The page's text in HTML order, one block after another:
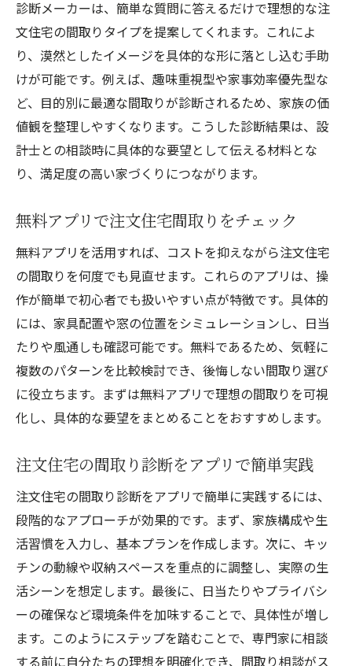
診断メーカーは、簡単な質問に答えるだけで理想的な注
文住宅の間取りタイプを提案してくれます。これによ
り、漠然としたイメージを具体的な形に落とし込む手助
けが可能です。例えば、趣味重視型や家事効率優先型な
ど、目的別に最適な間取りが診断されるため、家族の価
値観を整理しやすくなります。こうした診断結果は、設
計士との相談時に具体的な要望として伝える材料とな
り、満足度の高い家づくりにつながります。
無料アプリで注文住宅間取りをチェック
無料アプリを活用すれば、コストを抑えながら注文住宅
の間取りを何度でも見直せます。これらのアプリは、操
作が簡単で初心者でも扱いやすい点が特徴です。具体的
には、家具配置や窓の位置をシミュレーションし、日当
たりや風通しも確認可能です。無料であるため、気軽に
複数のパターンを比較検討でき、後悔しない間取り選び
に役立ちます。まずは無料アプリで理想の間取りを可視
化し、具体的な要望をまとめることをおすすめします。
注文住宅の間取り診断をアプリで簡単実践
注文住宅の間取り診断をアプリで簡単に実践するには、
段階的なアプローチが効果的です。まず、家族構成や生
活習慣を入力し、基本プランを作成します。次に、キッ
チンの動線や収納スペースを重点的に調整し、実際の生
活シーンを想定します。最後に、日当たりやプライバシ
ーの確保など環境条件を加味することで、具体性が増し
ます。このようにステップを踏むことで、専門家に相談
する前に自分たちの理想を明確化でき、間取り相談がス